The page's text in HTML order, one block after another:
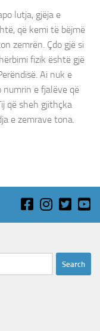
lutja, gjëja e
që kemi të bëjmë
zemrën. Çdo gjë si
fizik është gjë
Ai nuk e
numrin e fjalëve që
që sheh gjithçka
e zemrave tona.